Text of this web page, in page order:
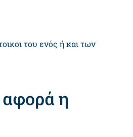
του ενός ή και των
αφορά η